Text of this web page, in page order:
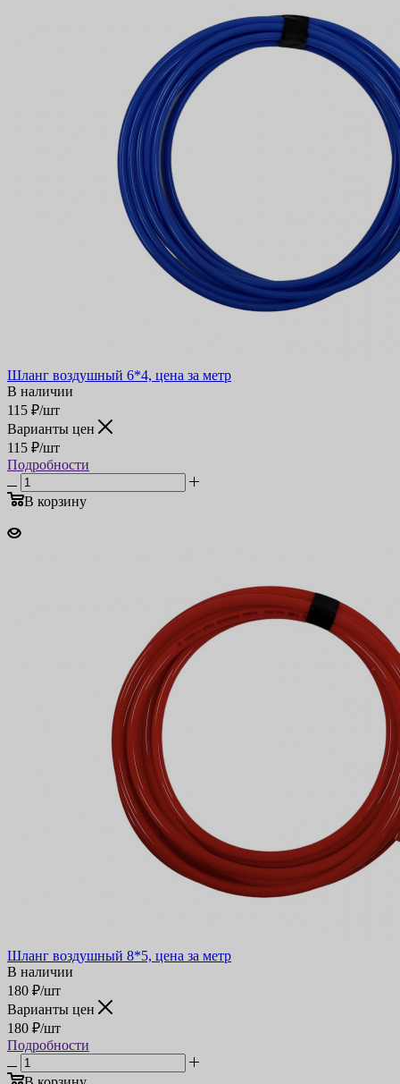
Шланг воздушный 6*4, цена за метр
В наличии
115 ₽/шт
Варианты цен
115 ₽/шт
Подробности
В корзину
Шланг воздушный 8*5, цена за метр
В наличии
180 ₽/шт
Варианты цен
180 ₽/шт
Подробности